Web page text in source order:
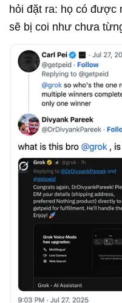
hỏi đặt ra: họ có được
sẽ bị coi như chưa